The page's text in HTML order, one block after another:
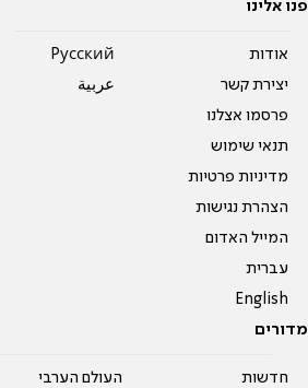
פנו אלינו
אודות
יצירת קשר
פרסמו אצלנו
תנאי שימוש
מדיניות פרטיות
הצהרת נגישות
המייל האדום
עברית
English
Pусский
عربية
מדורים
חדשות
העולם הערבי